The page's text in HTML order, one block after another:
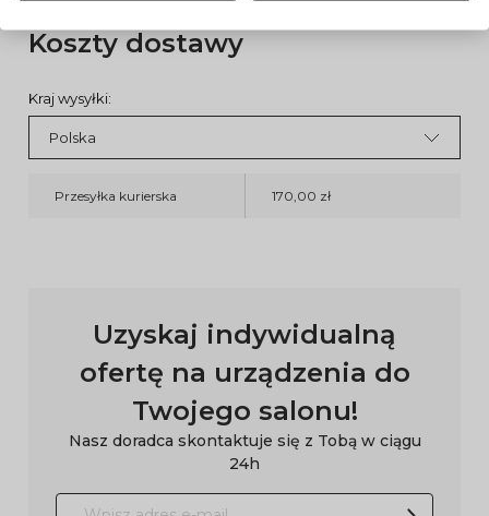
Koszty dostawy
Kraj wysyłki:
Przesyłka kurierska 170,00 zł
Uzyskaj indywidualną
ofertę na urządzenia do
Twojego salonu!
Nasz doradca skontaktuje się z Tobą w ciągu
24h